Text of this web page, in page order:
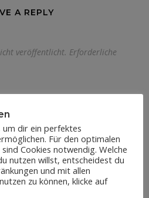
A REPLY
veröffentlicht. Erforderliche
um dir ein perfektes
Für den optimalen
Cookies notwendig. Welche
nutzen willst, entscheidest du
und mit allen
zu können, klicke auf